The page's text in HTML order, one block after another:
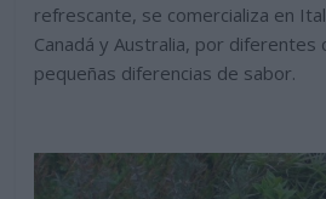
refrescante, se comercializa en
Canadá y Australia, por diferentes
pequeñas diferencias de sabor.